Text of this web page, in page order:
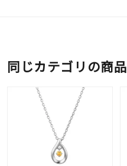
同じカテゴリの商品